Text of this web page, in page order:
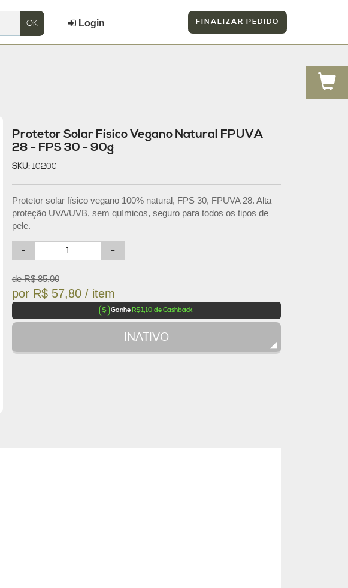
Login FINALIZAR PEDIDO
Protetor Solar Físico Vegano Natural FPUVA
28 - FPS 30 - 90g
SKU: 10200
Protetor solar físico vegano 100% natural, FPS 30, FPUVA 28. Alta
proteção UVA/UVB, sem químicos, seguro para todos os tipos de
pele.
- +
de R$ 85,00
por R$ 57,80 / item
$ GanheR$1,10 de Cashback
INATIVO